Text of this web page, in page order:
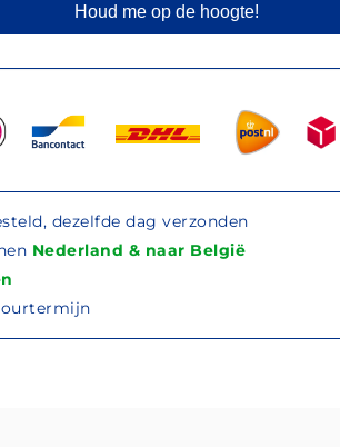
Houd me op de hoogte!
dezelfde dag verzonden
Nederland & naar België